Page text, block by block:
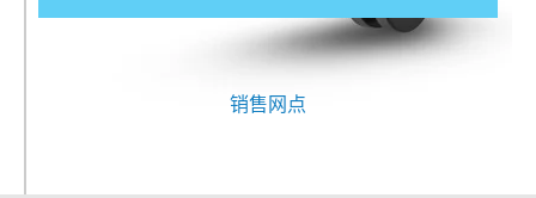
更多购买方式
销售网点